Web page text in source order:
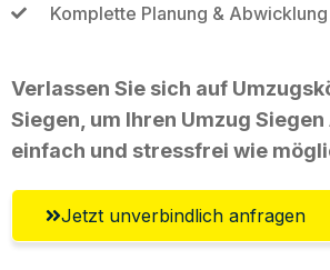
Komplette Planung &
Verlassen Sie sich auf
Siegen, um Ihren Umzug
einfach und stressfrei wie
Jetzt unverbindlich anfragen